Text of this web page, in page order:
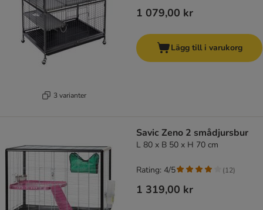
3 varianter
1 079,00 kr
Lägg till i varukorg
Savic Zeno 2 smådjursbur
L 80 x B 50 x H 70 cm
1 319,00 kr
Rating: 4/5 (12)